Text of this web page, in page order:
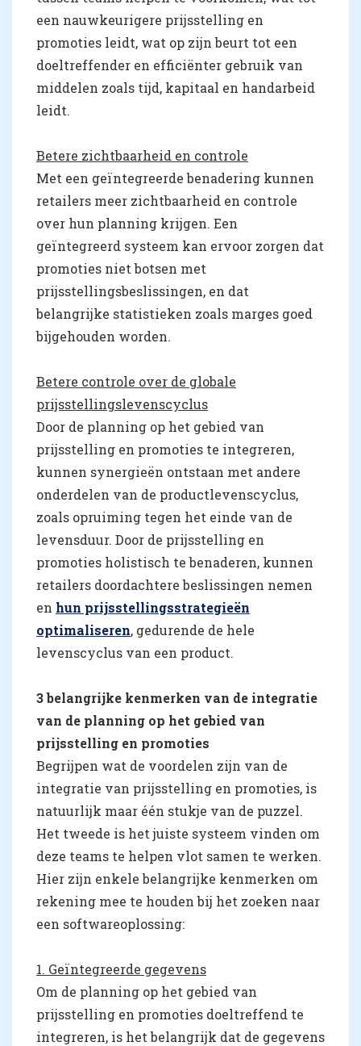
een nauwkeurigere prijsstelling en
promoties leidt, wat op zijn beurt tot een
doeltreffender en efficiënter gebruik van
middelen zoals tijd, kapitaal en handarbeid
leidt.
Betere zichtbaarheid en controle
Met een geïntegreerde benadering kunnen
retailers meer zichtbaarheid en controle
over hun planning krijgen. Een
geïntegreerd systeem kan ervoor zorgen dat
promoties niet botsen met
prijsstellingsbeslissingen, en dat
belangrijke statistieken zoals marges goed
bijgehouden worden.
Betere controle over de globale
prijsstellingslevenscyclus
Door de planning op het gebied van
prijsstelling en promoties te integreren,
kunnen synergieën ontstaan met andere
onderdelen van de productlevenscyclus,
zoals opruiming tegen het einde van de
levensduur. Door de prijsstelling en
promoties holistisch te benaderen, kunnen
retailers doordachtere beslissingen nemen
en hun prijsstellingsstrategieën
optimaliseren, gedurende de hele
levenscyclus van een product.
3 belangrijke kenmerken van de integratie
van de planning op het gebied van
prijsstelling en promoties
Begrijpen wat de voordelen zijn van de
integratie van prijsstelling en promoties, is
natuurlijk maar één stukje van de puzzel.
Het tweede is het juiste systeem vinden om
deze teams te helpen vlot samen te werken.
Hier zijn enkele belangrijke kenmerken om
rekening mee te houden bij het zoeken naar
een softwareoplossing:
1. Geïntegreerde gegevens
Om de planning op het gebied van
prijsstelling en promoties doeltreffend te
integreren, is het belangrijk dat de gegevens